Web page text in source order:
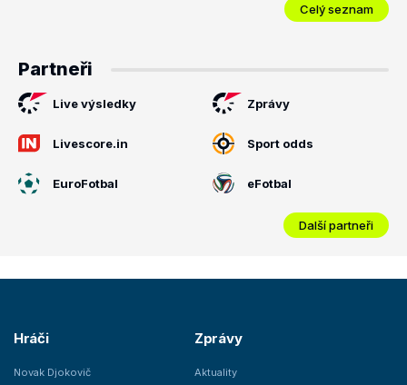
Celý seznam
Partneři
Live výsledky Zprávy
Livescore.in Sport odds
EuroFotbal eFotbal
Další partneři
Hráči
Novak Djokovič
Zprávy
Aktuality